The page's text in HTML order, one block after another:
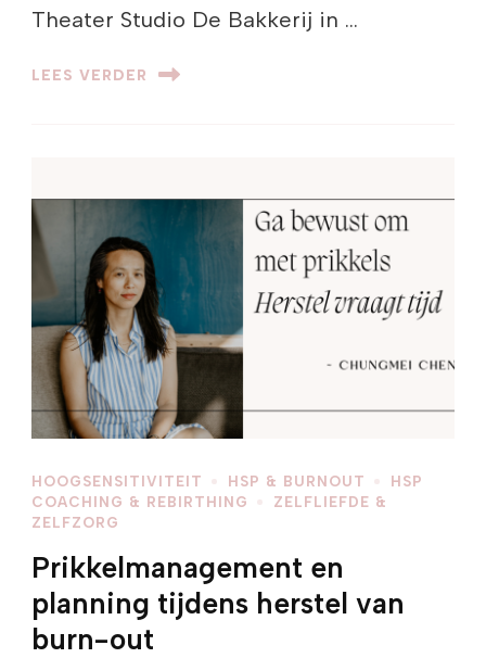
Theater Studio De Bakkerij in …
LEES VERDER
HOOGSENSITIVITEIT HSP & BURNOUT
HSP
COACHING & REBIRTHING
ZELFLIEFDE &
ZELFZORG
Prikkelmanagement en
planning tijdens herstel van
burn-out